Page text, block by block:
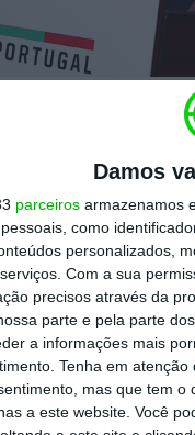
Damos
parceiros armazenamos
como
personalizados,
Com a sua
precisos através da
parte e pela parte
a informações mais
Tenha em atenção
mas que tem
a este website. Você
Futebol (FPF), discursa
do Futebol, Lisboa,
Campeonato do Mundo, tal
(CAN) estreado em 1988,
retorno
que será
assegurou que